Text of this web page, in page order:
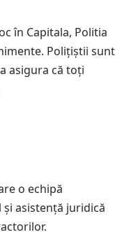
în Capitala, Politia
Polițiștii sunt
asigura că toți
o echipă
asistență juridică